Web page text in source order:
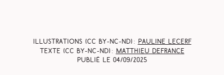
Illustrations (CC BY-NC-ND) :
Pauline Lecerf
Texte (CC BY-NC-ND) :
Matthieu Defrance
Publié le 04/09/2025